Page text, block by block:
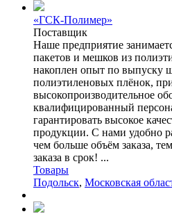
«ГСК-Полимер»
Поставщик
Наше предприятие
пакетов и мешков из
накоплен опыт по выпуску
полиэтиленовых плёнок,
высокопроизводительное
квалифицированный
гарантировать высокое
продукции. С нами удобно
чем больше объём заказа,
заказа в срок! ...
Товары
Подольск, Московская